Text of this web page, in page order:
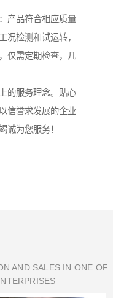
产品符合相应质量
况检测和试运转，
仅需定期检查，几
的服务理念。贴心
信誉求发展的企业
诚为您服务！
AND SALES IN ONE OF